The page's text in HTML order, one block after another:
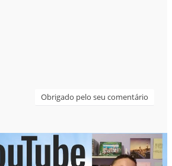
Obrigado pelo seu comentário